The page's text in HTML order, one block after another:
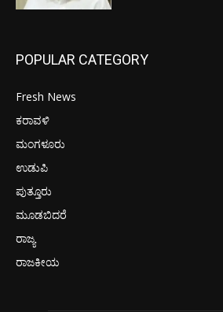
POPULAR CATEGORY
Fresh News
ಕರಾವಳಿ
ಮಂಗಳೂರು
ಉಡುಪಿ
ಪುತ್ತೂರು
ಮೂಡಬಿದರೆ
ರಾಜ್ಯ
ರಾಜಕೀಯ